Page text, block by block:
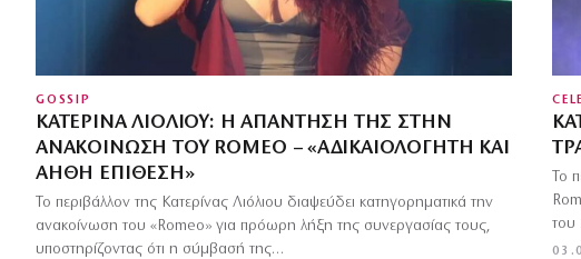
GOSSIP
ΚΑΤΕΡΊΝΑ ΛΙΌΛΙΟΥ: Η ΑΠΆΝΤΗΣΉ ΤΗΣ ΣΤΗΝ
ΑΝΑΚΟΊΝΩΣΗ ΤΟΥ ROMEO – «ΑΔΙΚΑΙΟΛΌΓΗΤΗ ΚΑΙ
ΑΉΘΗ ΕΠΊΘΕΣΗ»
Το περιβάλλον της Κατερίνας Λιόλιου διαψεύδει κατηγορηματικά την
ανακοίνωση του «Romeo» για πρόωρη λήξη της συνεργασίας τους,
υποστηρίζοντας ότι η σύμβασή της…
Το
του